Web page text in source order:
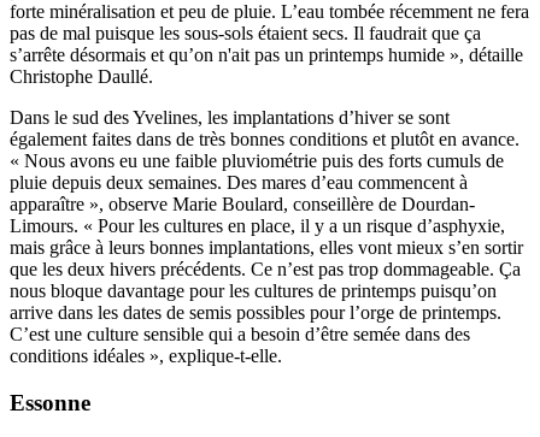
forte minéralisation et peu de pluie. L’eau tombée récemment ne fera
pas de mal puisque les sous-sols étaient secs. Il faudrait que ça
s’arrête désormais et qu’on n'ait pas un printemps humide », détaille
Christophe Daullé.
Dans le sud des Yvelines, les implantations d’hiver se sont
également faites dans de très bonnes conditions et plutôt en avance.
« Nous avons eu une faible pluviométrie puis des forts cumuls de
pluie depuis deux semaines. Des mares d’eau commencent à
apparaître », observe Marie Boulard, conseillère de Dourdan-
Limours. « Pour les cultures en place, il y a un risque d’asphyxie,
mais grâce à leurs bonnes implantations, elles vont mieux s’en sortir
que les deux hivers précédents. Ce n’est pas trop dommageable. Ça
nous bloque davantage pour les cultures de printemps puisqu’on
arrive dans les dates de semis possibles pour l’orge de printemps.
C’est une culture sensible qui a besoin d’être semée dans des
conditions idéales », explique-t-elle.
Essonne